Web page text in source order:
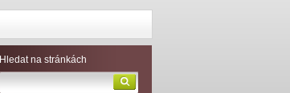
Hledat na stránkách